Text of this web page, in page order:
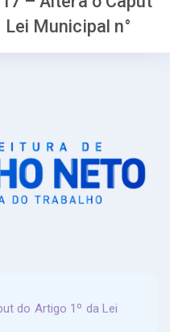
Municipal n°
do Artigo 1º da Lei